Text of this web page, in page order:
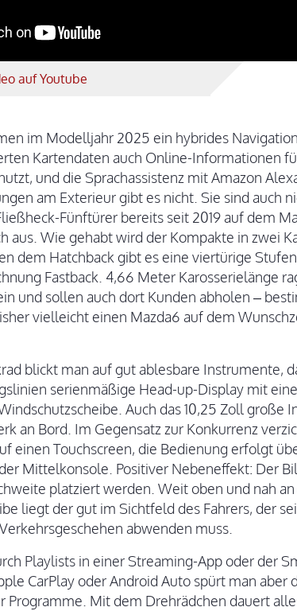
auf Youtube
im Modelljahr 2025 ein hybrides
Kartendaten auch Online-Informationen
und die Sprachassistenz mit Amazon
am Exterieur gibt es nicht. Sie sind auch
Fünftürer bereits seit 2019 auf dem
aus. Wie gehabt wird der Kompakte in zwei
dem Hatchback gibt es eine viertürige
Fastback. 4,66 Meter Karosserielänge
und sollen auch dort Kunden abholen –
vielleicht einen Mazda6 auf dem
blickt man auf gut ablesbare Instrumente,
serienmäßige Head-up-Display mit
Auch das 10,25 Zoll große
an Bord. Im Gegensatz zur Konkurrenz
einen Touchscreen, die Bedienung erfolgt
Mittelkonsole. Positiver Nebeneffekt: Der
platziert werden. Weit oben und nah
liegt der gut im Sichtfeld des Fahrers, der
abwenden muss.
Playlists in einer Streaming-App oder der
CarPlay oder Android Auto spürt man aber
Programme. Mit dem Drehrädchen dauert